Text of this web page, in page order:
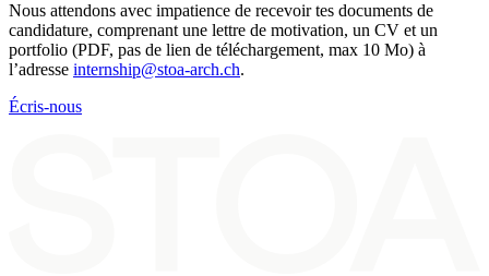
Nous attendons avec impatience de recevoir tes documents de
candidature, comprenant une lettre de motivation, un CV et un
portfolio (PDF, pas de lien de téléchargement, max 10 Mo) à
l’adresse internship@stoa-arch.ch.
Écris-nous